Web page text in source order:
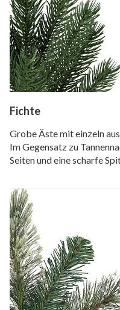
Fichte
Grobe Äste mit einzeln
Im Gegensatz zu
Seiten und eine scharfe